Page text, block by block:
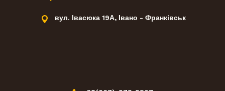
вул. Івасюка 19А, Івано - Франківськ